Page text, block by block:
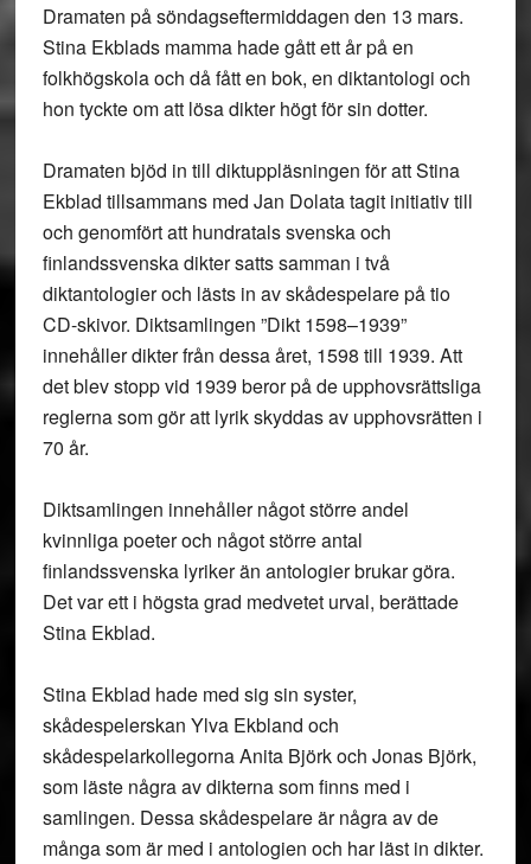
Dramaten på söndagseftermiddagen den 13 mars.
Stina Ekblads mamma hade gått ett år på en
folkhögskola och då fått en bok, en diktantologi och
hon tyckte om att lösa dikter högt för sin dotter.
Dramaten bjöd in till diktuppläsningen för att Stina
Ekblad tillsammans med Jan Dolata tagit initiativ till
och genomfört att hundratals svenska och
finlandssvenska dikter satts samman i två
diktantologier och lästs in av skådespelare på tio
CD-skivor. Diktsamlingen ”Dikt 1598–1939”
innehåller dikter från dessa året, 1598 till 1939. Att
det blev stopp vid 1939 beror på de upphovsrättsliga
reglerna som gör att lyrik skyddas av upphovsrätten i
70 år.
Diktsamlingen innehåller något större andel
kvinnliga poeter och något större antal
finlandssvenska lyriker än antologier brukar göra.
Det var ett i högsta grad medvetet urval, berättade
Stina Ekblad.
Stina Ekblad hade med sig sin syster,
skådespelerskan Ylva Ekbland och
skådespelarkollegorna Anita Björk och Jonas Björk,
som läste några av dikterna som finns med i
samlingen. Dessa skådespelare är några av de
många som är med i antologien och har läst in dikter.